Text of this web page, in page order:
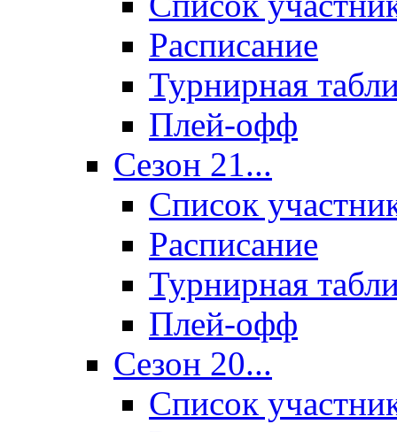
Расписание
Турнирная
Плей-офф
Сезон 21...
Список
Расписание
Турнирная
Плей-офф
Сезон 20...
Список